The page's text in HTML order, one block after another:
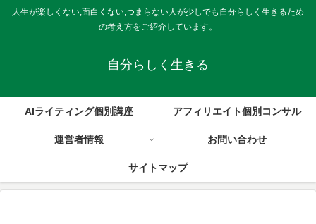
人生が楽しくない,面白くない,つまらない人が少しでも自分らしく生きるため
の考え方をご紹介しています。
自分らしく生きる
AIライティング個別講座 アフィリエイト個別コンサル
運営者情報 お問い合わせ
サイトマップ